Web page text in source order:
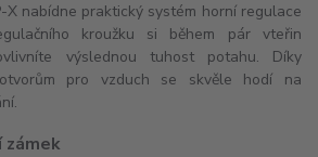
X nabídne praktický systém horní regulace
kroužku si během pár vteřin
výslednou tuhost potahu. Díky
pro vzduch se skvěle hodí na
zámek